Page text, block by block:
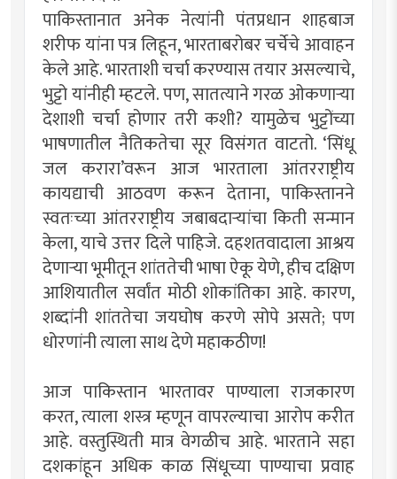
पाकिस्तानात अनेक नेत्यांनी पंतप्रधान शाहबाज
शरीफ यांना पत्र लिहून, भारताबरोबर चर्चेचे आवाहन
केले आहे. भारताशी चर्चा करण्यास तयार असल्याचे,
भुट्टो यांनीही म्हटले. पण, सातत्याने गरळ ओकणार्‍या
देशाशी चर्चा होणार तरी कशी? यामुळेच भुट्टोंच्या
भाषणातील नैतिकतेचा सूर विसंगत वाटतो. ‘सिंधू
जल करारा’वरून आज भारताला आंतरराष्ट्रीय
कायद्याची आठवण करून देताना, पाकिस्तानने
स्वतःच्या आंतरराष्ट्रीय जबाबदार्‍यांचा किती सन्मान
केला, याचे उत्तर दिले पाहिजे. दहशतवादाला आश्रय
देणार्‍या भूमीतून शांततेची भाषा ऐकू येणे, हीच दक्षिण
आशियातील सर्वांत मोठी शोकांतिका आहे. कारण,
शब्दांनी शांततेचा जयघोष करणे सोपे असते; पण
धोरणांनी त्याला साथ देणे महाकठीण!
आज पाकिस्तान भारतावर पाण्याला राजकारण
करत, त्याला शस्त्र म्हणून वापरल्याचा आरोप करीत
आहे. वस्तुस्थिती मात्र वेगळीच आहे. भारताने सहा
दशकांहून अधिक काळ सिंधूच्या पाण्याचा प्रवाह